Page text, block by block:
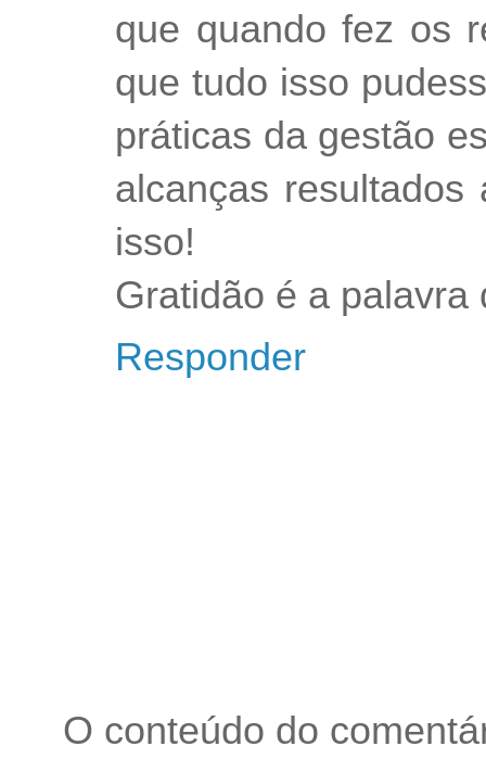
que quando fez os
que tudo isso
práticas da gestão
alcanças
isso!
Gratidão é a palavra
Responder
O conteúdo do